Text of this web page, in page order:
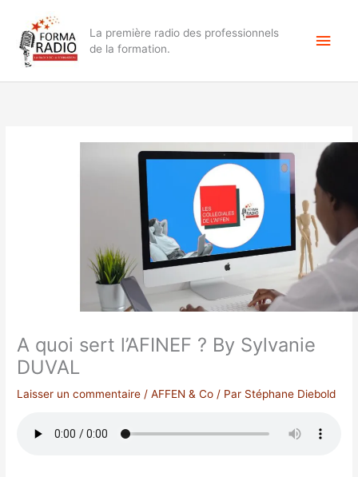
contenu
La première radio des professionnels
de la formation.
A quoi sert l’AFINEF ? By Sylvanie
DUVAL
Laisser un commentaire /AFFEN & Co / Par Stéphane Diebold